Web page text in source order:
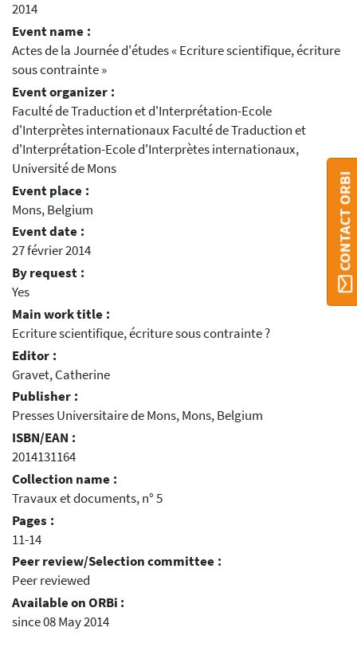
2014
Event name :
Actes de la Journée d'études « Ecriture scientifique, écriture
sous contrainte »
Event organizer :
Faculté de Traduction et d'Interprétation-Ecole
d'Interprètes internationaux Faculté de Traduction et
d'Interprétation-Ecole d'Interprètes internationaux,
Université de Mons
Event place :
Mons, Belgium
Event date :
27 février 2014
By request :
Yes
Main work title :
Ecriture scientifique, écriture sous contrainte ?
Editor :
Gravet, Catherine
Publisher :
Presses Universitaire de Mons, Mons, Belgium
ISBN/EAN :
2014131164
Collection name :
Travaux et documents, n° 5
Pages :
11-14
Peer review/Selection committee :
Peer reviewed
Available on ORBi :
since 08 May 2014
CONTACT ORBI